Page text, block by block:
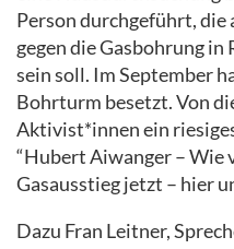
Person durchgeführt,
gegen die Gasbohrung
sein soll. Im September
Bohrturm besetzt. Von
Aktivist*innen ein
“Hubert Aiwanger – Wie
Gasausstieg jetzt – hier
Dazu Fran Leitner,